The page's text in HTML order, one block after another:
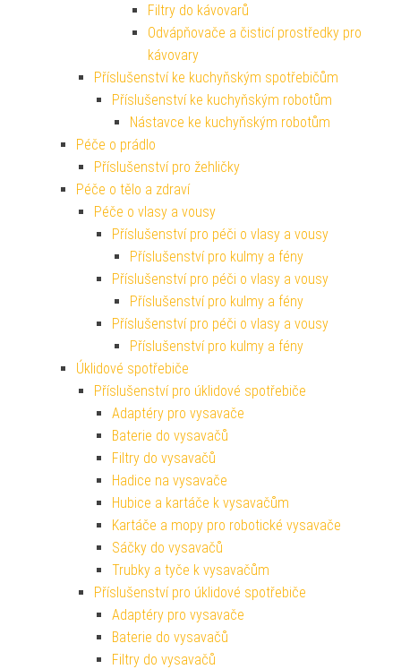
Filtry do kávovarů
Odvápňovače a čisticí prostředky pro
kávovary
Příslušenství ke kuchyňským spotřebičům
Příslušenství ke kuchyňským robotům
Nástavce ke kuchyňským robotům
Péče o prádlo
Příslušenství pro žehličky
Péče o tělo a zdraví
Péče o vlasy a vousy
Příslušenství pro péči o vlasy a vousy
Příslušenství pro kulmy a fény
Příslušenství pro péči o vlasy a vousy
Příslušenství pro kulmy a fény
Příslušenství pro péči o vlasy a vousy
Příslušenství pro kulmy a fény
Úklidové spotřebiče
Příslušenství pro úklidové spotřebiče
Adaptéry pro vysavače
Baterie do vysavačů
Filtry do vysavačů
Hadice na vysavače
Hubice a kartáče k vysavačům
Kartáče a mopy pro robotické vysavače
Sáčky do vysavačů
Trubky a tyče k vysavačům
Příslušenství pro úklidové spotřebiče
Adaptéry pro vysavače
Baterie do vysavačů
Filtry do vysavačů